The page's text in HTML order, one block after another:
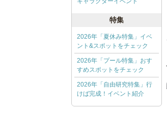
特集
2026年「夏休み特集」イベ
ント&スポットをチェック
2026年「プール特集」おす
すめスポットをチェック
2026年「自由研究特集」行
けば完成！イベント紹介